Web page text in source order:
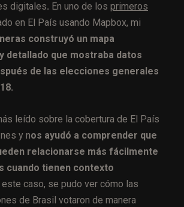
digitales. En uno de los primeros
en El País usando Mapbox, mi
construyó un mapa
detallado que mostraba datos
de las elecciones generales
leído sobre la cobertura de El País
y nos ayudó a comprender que
relacionarse más fácilmente
cuando tienen contexto
este caso, se pudo ver cómo las
de Brasil votaron de manera